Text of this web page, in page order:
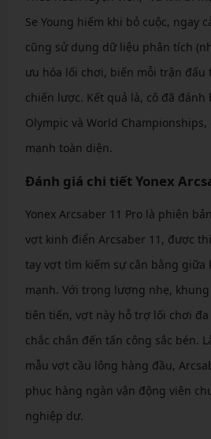
Se Young hiếm khi bỏ cuộc, ngay
cũng sử dụng dữ liệu phân tích
ưu hóa lối chơi, biến mỗi trận đấu
chiến lược. Kết quả là, cô đã đánh
Olympic và World
mạnh toàn diện.
Đánh giá chi tiết Yonex
Yonex Arcsaber 11 Pro là phiên
vợt kinh điển Arcsaber 11, được
tay vợt tìm kiếm sự cân bằng giữa
mạnh. Với trọng lượng nhẹ,
tiên tiến, vợt này hỗ trợ lối chơi
chắc chắn đến tấn công sắc bén.
mẫu vợt cầu lông hàng đầu,
phục hàng ngàn vận động viên
nghiệp dư.